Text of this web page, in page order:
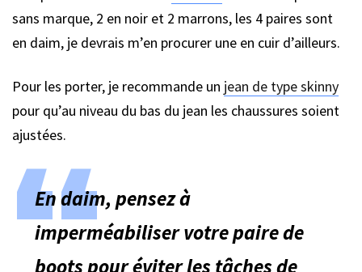
sans marque, 2 en noir et 2 marrons, les 4 paires sont
en daim, je devrais m’en procurer une en cuir d’ailleurs.
Pour les porter, je recommande un jean de type skinny
pour qu’au niveau du bas du jean les chaussures soient
ajustées.
En daim, pensez à
imperméabiliser votre paire de
boots pour éviter les tâches de